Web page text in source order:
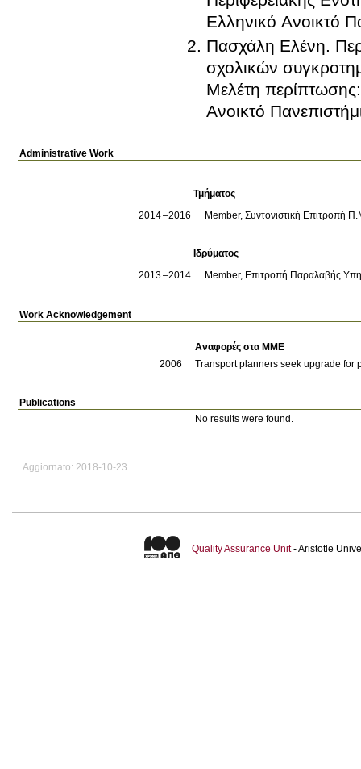
Ελληνικό Ανοικτό
Πασχάλη Ελένη
σχολικών
Μελέτη
Ανοικτό
Administrative Work
Τμήματος
2014
2016 Member, Συντονιστική Επιτροπή
Ιδρύματος
2013
2014
Work Acknowledgement
Αναφορές στα ΜΜΕ
2006
Transport planners seek upgrade for
Publications
No results were found.
Aggiornato: 2018-10-23
Quality Assurance Unit- Aristotle